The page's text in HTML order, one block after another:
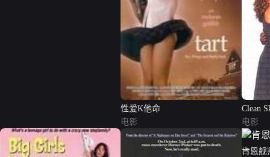
性爱K他命
电影
Clean
电影
肯恩舰